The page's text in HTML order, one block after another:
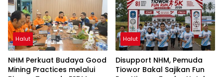
Halut
NHM Perkuat Budaya Good
Mining Practices melalui
Halut
Disupport NHM, Pemuda
Tiowor Bakal Sajikan Fun